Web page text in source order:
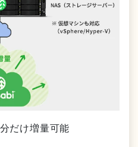
だけ増量可能